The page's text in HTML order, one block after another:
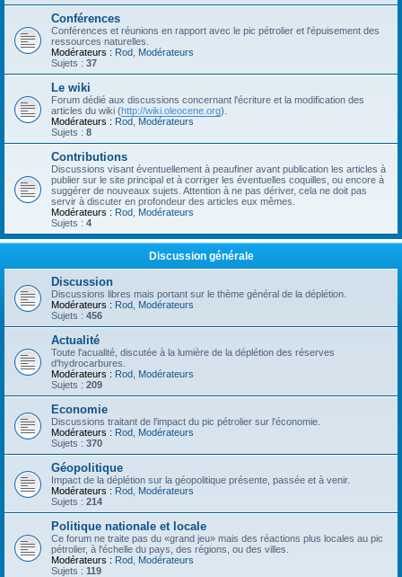
Conférences
Conférences et réunions en rapport avec le pic pétrolier et l'épuisement des
ressources naturelles.
Modérateurs : Rod Modérateurs
Sujets : 37
Le wiki
Forum dédié aux discussions concernant l'écriture et la modification des
articles du wiki (http://wiki.oleocene.org).
Modérateurs : Rod Modérateurs
Sujets : 8
Contributions
Discussions visant éventuellement à peaufiner avant publication les articles à
publier sur le site principal et à corriger les éventuelles coquilles, ou encore à
suggérer de nouveaux sujets. Attention à ne pas dériver, cela ne doit pas
servir à discuter en profondeur des articles eux mêmes.
Modérateurs : Rod Modérateurs
Sujets : 4
Discussion générale
Discussion
Discussions libres mais portant sur le thème général de la déplétion.
Modérateurs : Rod Modérateurs
Sujets : 456
Actualité
Toute l'acualité, discutée à la lumière de la déplétion des réserves
d'hydrocarbures.
Modérateurs : Rod Modérateurs
Sujets : 209
Economie
Discussions traitant de l'impact du pic pétrolier sur l'économie.
Modérateurs : Rod Modérateurs
Sujets : 370
Géopolitique
Impact de la déplétion sur la géopolitique présente, passée et à venir.
Modérateurs : Rod Modérateurs
Sujets : 214
Politique nationale et locale
Ce forum ne traite pas du «grand jeu» mais des réactions plus locales au pic
pétrolier, à l'échelle du pays, des régions, ou des villes.
Modérateurs : Rod Modérateurs
Sujets : 119